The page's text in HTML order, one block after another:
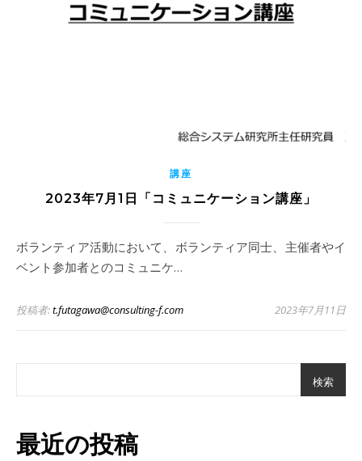
講座
2023年7月1日「コミュニケーション講座」
ボランティア活動において、ボランティア同士、主催者やイ
ベント参加者とのコミュニケ…
投稿者:t.futagawa@consulting-f.com 2023年7月11日
検索
最近の投稿